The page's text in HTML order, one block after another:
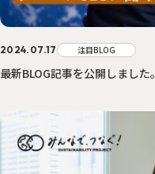
2024.07.17 注目BLOG
最新BLOG記事を公開しました。